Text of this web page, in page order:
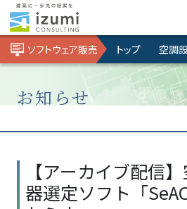
ソフトウェア販売 トップ 空調
お知らせ
ュ
ト
ウ
ら
せ
調・換気機
器選定ソフ
【アーカイブ配信
器選定ソフト「